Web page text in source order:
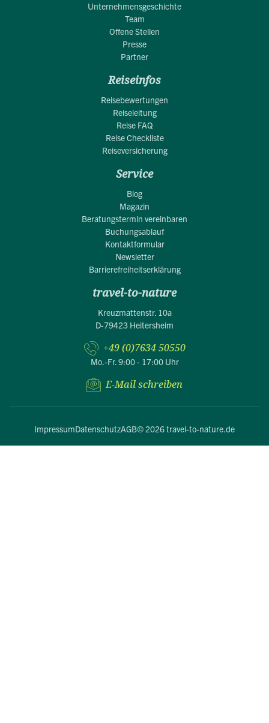
Unternehmensgeschichte
Team
Offene Stellen
Presse
Partner
Reiseinfos
Reisebewertungen
Reiseleitung
Reise FAQ
Reise Checkliste
Reiseversicherung
Service
Blog
Magazin
Beratungstermin vereinbaren
Buchungsablauf
Kontaktformular
Newsletter
Barrierefreiheitserklärung
travel-to-nature
Kreuzmattenstr. 10a
D-79423 Heitersheim
+49 (0)7634 50550
Mo.-Fr. 9:00 - 17:00 Uhr
E-Mail schreiben
ImpressumDatenschutzAGB© 2026 travel-to-nature.de